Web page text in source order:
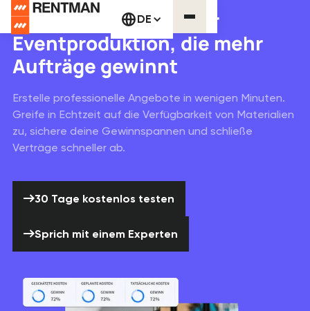
DE
Angebotssoftware für
Eventproduktion, die mehr
Aufträge gewinnt
Erstelle professionelle Angebote in wenigen Minuten.
Greife in Echtzeit auf die Verfügbarkeit von Materialien
zu, sichere deine Gewinnspannen und schließe
Verträge schneller ab.
30 Tage kostenlos testen
Sprich mit einem Experten